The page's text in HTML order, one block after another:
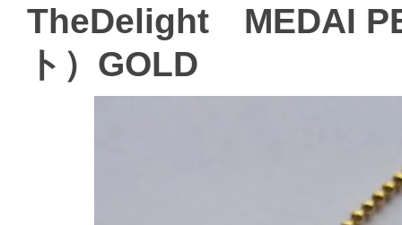
TheDelight MEDAI
ト）GOLD